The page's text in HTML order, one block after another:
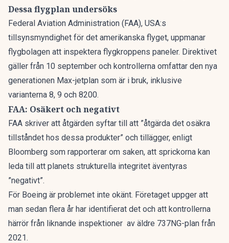
Dessa flygplan undersöks
Federal Aviation Administration (FAA), USA:s
tillsynsmyndighet för det amerikanska flyget, uppmanar
flygbolagen att inspektera flygkroppens paneler. Direktivet
gäller från 10 september och kontrollerna omfattar den nya
generationen Max-jetplan som är i bruk, inklusive
varianterna 8, 9 och 8200.
FAA: Osäkert och negativt
FAA skriver att åtgärden syftar till att ”åtgärda det osäkra
tillståndet hos dessa produkter” och tillägger, enligt
Bloomberg som rapporterar om saken, att sprickorna kan
leda till att planets strukturella integritet äventyras
”negativt”.
För Boeing är problemet inte okänt. Företaget uppger att
man sedan flera år har identifierat det och att kontrollerna
härrör från liknande inspektioner av äldre 737NG-plan från
2021.